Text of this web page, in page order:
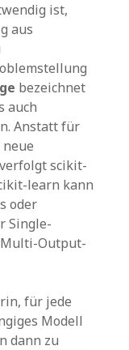
ist,
aus
bezeichnet
auch
Anstatt für
scikit-
learn kann
oder
Single-
Output-
für jede
Modell
dann zu